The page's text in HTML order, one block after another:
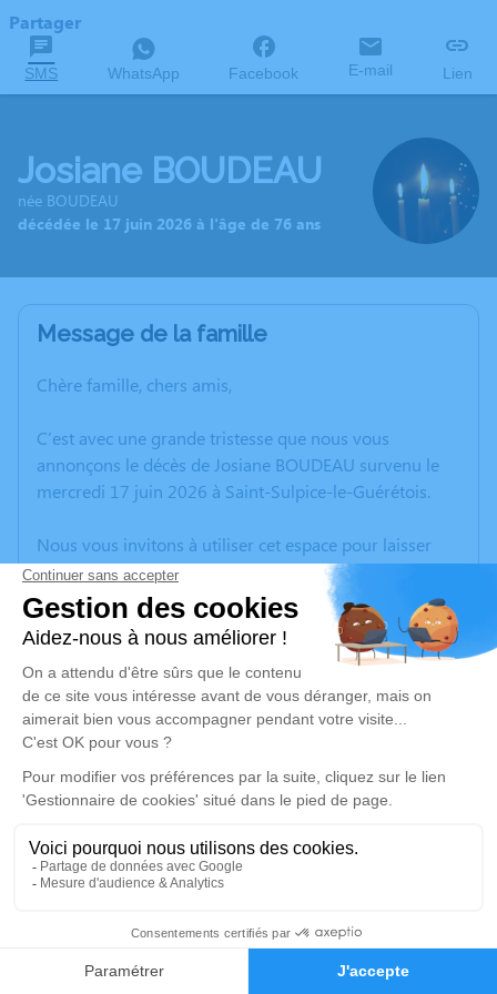
Faire-part Hommages
Partager
SMS WhatsApp Facebook E-mail Lien
Josiane BOUDEAU
née BOUDEAU
décédée le 17 juin 2026 à l'âge de 76 ans
Message de la famille
Chère famille, chers amis,
C’est avec une grande tristesse que nous vous
annonçons le décès de Josiane BOUDEAU survenu le
mercredi 17 juin 2026 à Saint-Sulpice-le-Guérétois.
Nous vous invitons à utiliser cet espace pour laisser
vos condoléances, partager des photos souvenirs, une
anecdote ou exprimer vos pensées à travers des
poèmes ou des textes. Cet endroit est un lieu
d'expression dédié à honorer la mémoire de Josiane
BOUDEAU.
Un service de plantation d’arbre hommage est
disponible ici.
Je rends hommage
Cérémonie civile
Je rends hommage